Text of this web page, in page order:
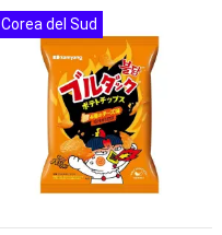
Corea del Sud